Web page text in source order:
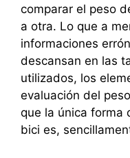
comparar el peso
a otra. Lo que a
informaciones
descansan en las
utilizados, los
evaluación del
que la única forma
bici es,